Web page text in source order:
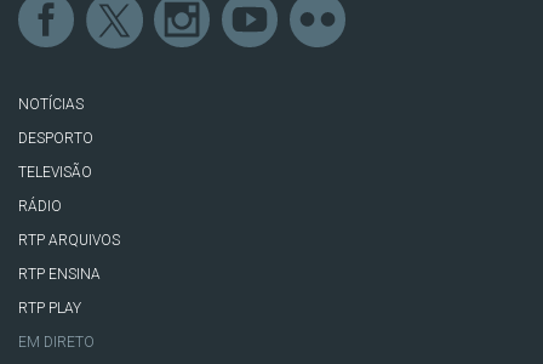
NOTÍCIAS
DESPORTO
TELEVISÃO
RÁDIO
RTP ARQUIVOS
RTP ENSINA
RTP PLAY
EM DIRETO